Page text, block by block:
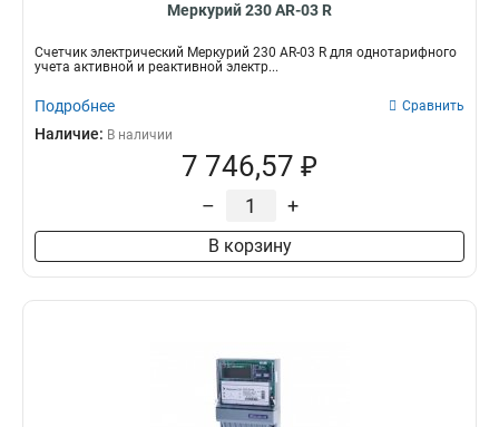
Меркурий 230 AR-03 R
Счетчик электрический Меркурий 230 AR-03 R для однотарифного
учета активной и реактивной электр...
Подробнее Сравнить
Наличие: В наличии
7 746,57 ₽
– +
В корзину